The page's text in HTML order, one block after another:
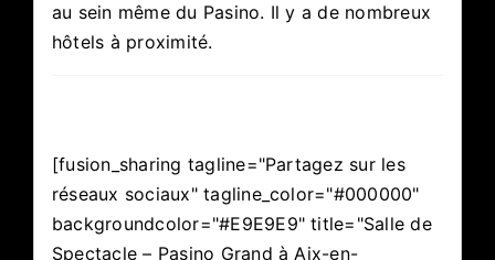
au sein même du Pasino. Il y a de nombreux
hôtels à proximité.
[fusion_sharing tagline="Partagez sur les
réseaux sociaux" tagline_color="#000000"
backgroundcolor="#E9E9E9" title="Salle de
Spectacle – Pasino Grand à Aix-en-